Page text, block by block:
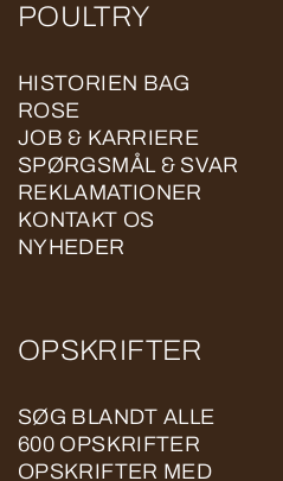
POULTRY
HISTORIEN BAG
ROSE
JOB & KARRIERE
SPØRGSMÅL & SVAR
REKLAMATIONER
KONTAKT OS
NYHEDER
OPSKRIFTER
SØG BLANDT ALLE
600 OPSKRIFTER
OPSKRIFTER MED